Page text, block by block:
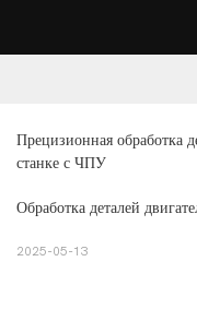
Прецизионная обработка
станке с ЧПУ
Обработка деталей
2025-05-13